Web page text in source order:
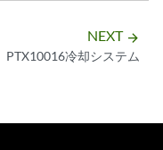
NEXT arrow_forward
PTX10016冷却システム